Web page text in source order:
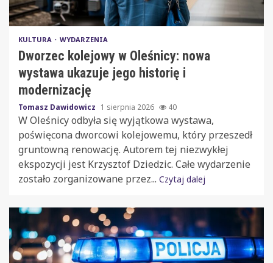
KULTURA WYDARZENIA
Dworzec kolejowy w Oleśnicy: nowa
wystawa ukazuje jego historię i
modernizację
Tomasz Dawidowicz 1 sierpnia 2026 40
W Oleśnicy odbyła się wyjątkowa wystawa,
poświęcona dworcowi kolejowemu, który przeszedł
gruntowną renowację. Autorem tej niezwykłej
ekspozycji jest Krzysztof Dziedzic. Całe wydarzenie
zostało zorganizowane przez... Czytaj dalej